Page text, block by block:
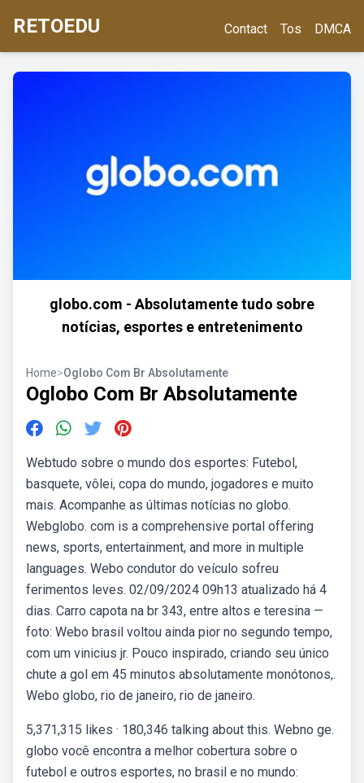
RETOEDU Contact Tos DMCA
globo.com - Absolutamente tudo sobre
notícias, esportes e entretenimento
Home>Oglobo Com Br Absolutamente
Oglobo Com Br Absolutamente
Webtudo sobre o mundo dos esportes: Futebol,
basquete, vôlei, copa do mundo, jogadores e muito
mais. Acompanhe as últimas notícias no globo.
Webglobo. com is a comprehensive portal offering
news, sports, entertainment, and more in multiple
languages. Webo condutor do veículo sofreu
ferimentos leves. 02/09/2024 09h13 atualizado há 4
dias. Carro capota na br 343, entre altos e teresina —
foto: Webo brasil voltou ainda pior no segundo tempo,
com um vinicius jr. Pouco inspirado, criando seu único
chute a gol em 45 minutos absolutamente monótonos,.
Webo globo, rio de janeiro, rio de janeiro.
5,371,315 likes · 180,346 talking about this. Webno ge.
globo você encontra a melhor cobertura sobre o
futebol e outros esportes, no brasil e no mundo: